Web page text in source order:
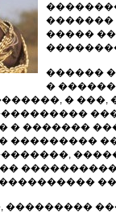
�������
�����
������
�
�
� �������
���������
���������